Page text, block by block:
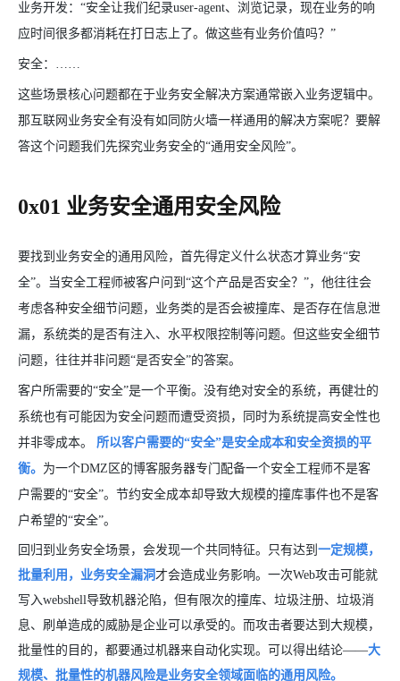
业务开发：“安全让我们纪录user-agent、浏览记录，现在业务的响
应时间很多都消耗在打日志上了。做这些有业务价值吗？”
安全：……
这些场景核心问题都在于业务安全解决方案通常嵌入业务逻辑中。
那互联网业务安全有没有如同防火墙一样通用的解决方案呢？要解
答这个问题我们先探究业务安全的“通用安全风险”。
0x01 业务安全通用安全风险
要找到业务安全的通用风险，首先得定义什么状态才算业务“安
全”。当安全工程师被客户问到“这个产品是否安全？”，他往往会
考虑各种安全细节问题，业务类的是否会被撞库、是否存在信息泄
漏，系统类的是否有注入、水平权限控制等问题。但这些安全细节
问题，往往并非问题“是否安全”的答案。
客户所需要的“安全”是一个平衡。没有绝对安全的系统，再健壮的
系统也有可能因为安全问题而遭受资损，同时为系统提高安全性也
并非零成本。 所以客户需要的“安全”是安全成本和安全资损的平
衡。 为一个DMZ区的博客服务器专门配备一个安全工程师不是客
户需要的“安全”。节约安全成本却导致大规模的撞库事件也不是客
户希望的“安全”。
回归到业务安全场景，会发现一个共同特征。只有达到 一定规模，
批量利用，业务安全漏洞才会造成业务影响。一次Web攻击可能就
写入webshell导致机器沦陷，但有限次的撞库、垃圾注册、垃圾消
息、刷单造成的威胁是企业可以承受的。而攻击者要达到大规模，
批量性的目的，都要通过机器来自动化实现。可以得出结论——大
规模、批量性的机器风险是业务安全领域面临的通用风险。